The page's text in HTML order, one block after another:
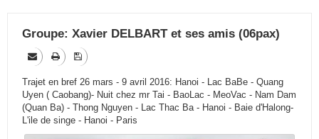
Groupe: Xavier DELBART et ses amis (06pax)
Trajet en bref 26 mars - 9 avril 2016: Hanoi - Lac BaBe - Quang
Uyen ( Caobang)- Nuit chez mr Tai - BaoLac - MeoVac - Nam Dam
(Quan Ba) - Thong Nguyen - Lac Thac Ba - Hanoi - Baie d'Halong-
L'ile de singe - Hanoi - Paris